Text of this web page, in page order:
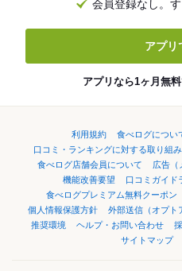
会員登録なし。
アプリ
アプリなら1ヶ月無
利用規約 食べログについ
口コミ・ランキングに対する取り組み
食べログ店舗会員について
広告（
機能改善要望
口コミガイド
食べログプレミアム無料クーポン
個人情報保護方針
外部送信（オプト
推奨環境
ヘルプ・お問い合わせ
サイトマップ